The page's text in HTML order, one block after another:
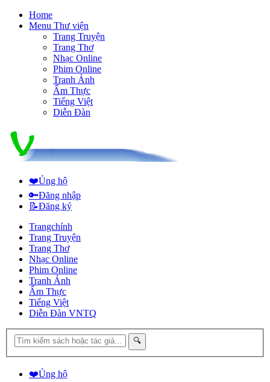
Home
Menu Thư viện
Trang Truyện
Trang Thơ
Nhạc Online
Phim Online
Tranh Ảnh
Ẩm Thực
Tiếng Việt
Diễn Đàn
❤️Ủng hộ
🔑Đăng nhập
📝Đăng ký
Trangchính
Trang Truyện
Trang Thơ
Nhạc Online
Phim Online
Tranh Ảnh
Ẩm Thực
Tiếng Việt
Diễn Đàn VNTQ
🔍
❤️Ủng hộ